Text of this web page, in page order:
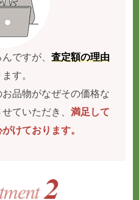
んですが、査定額の理由
す。
品物がなぜその価格な
せていただき、満足して
けております。